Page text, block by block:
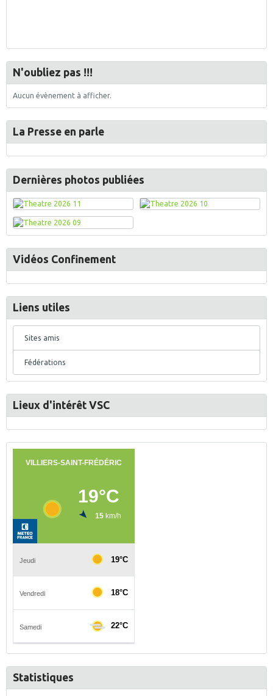
N'oubliez pas !!!
Aucun évènement à afficher.
La Presse en parle
Dernières photos publiées
Vidéos Confinement
Liens utiles
Sites amis
Fédérations
Lieux d'intérêt VSC
Statistiques